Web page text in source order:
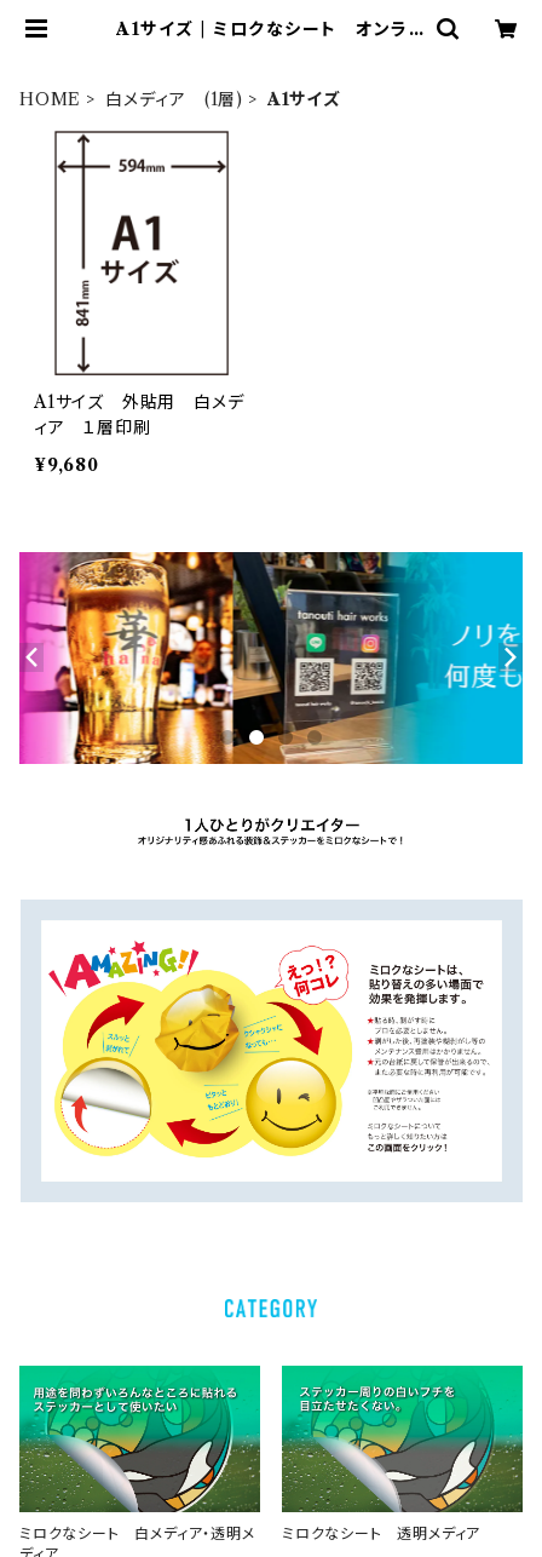
A1サイズ | ミロクなシート オンライ
HOME 白メディア (1層) A1サイズ
A1サイズ 外貼用 白メデ
ィア １層印刷
¥9,680
ミロクなシート 白メディア・透明メ
ミロクなシート 透明メディア